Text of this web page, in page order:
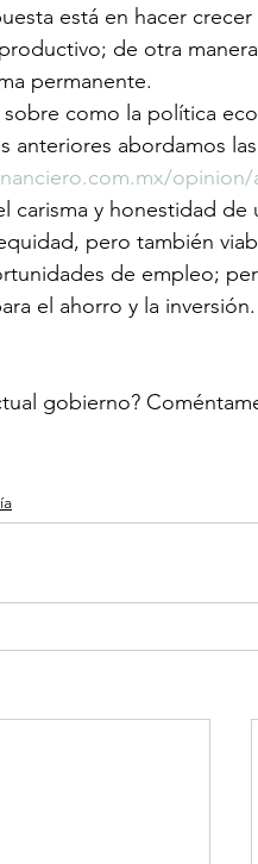
está en hacer crecer
de otra
permanente.
como la política
anteriores abordamos
y honestidad de
pero también
de empleo;
el ahorro y la
gobierno?